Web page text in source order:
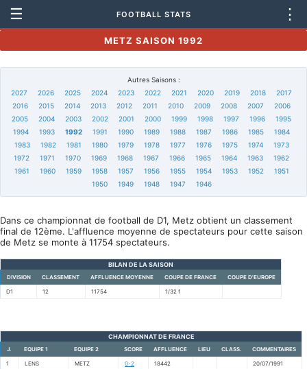
☰ FOOTBALL STATS ⋮
METZ SAISON 1992
Autres Saisons :
2027
2026 2025 2024 2023 2022 2021 2020 2019 2018
2017
2016
2015 2014 2013 2012 2011 2010 2009 2008 2007
2006
2005
2004 2003 2002 2001 2000 1999 1998 1997 1996
1995
1994
1993 1992 1991 1990 1989 1988 1987 1986 1985
1984
1983
1982 1981 1980 1979 1978 1977 1976 1975 1974
1973
1972
1971 1970 1969 1968 1967 1966 1965 1964 1963
1962
1961
1960 1959 1958 1957 1956 1955 1954 1953 1952
1951
1950
1949 1948 1947 1946
Dans ce championnat de football de D1, Metz obtient un classement
final de 12ème. L'affluence moyenne de spectateurs pour cette saison
de Metz se monte à 11754 spectateurs.
BILAN DE LA SAISON
DIVISION CLASSEMENT AFFLUENCE MOYENNE COUPE DE FRANCE COUPE D'EUROPE
D1 12 11754 1/32 f
CHAMPIONNAT DE FRANCE
J. EQUIPE 1 EQUIPE 2 SCORE AFFLUENCE LIEU CLASS. COMMENTAIRES
1 LENS METZ 0-2 18442 20/07/1991